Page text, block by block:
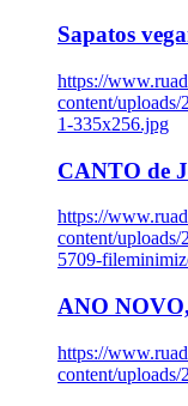
Sapatos
https://
content/
1-335x256.jpg
CANTO de
https://
content/
5709-
ANO
https://
content/